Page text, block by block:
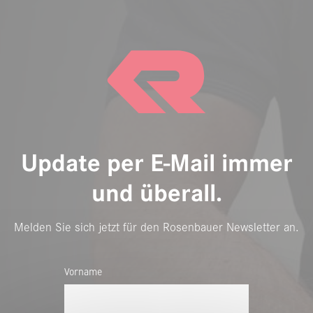
Update per E-Mail immer
und überall.
Melden Sie sich jetzt für den Rosenbauer Newsletter an.
Vorname